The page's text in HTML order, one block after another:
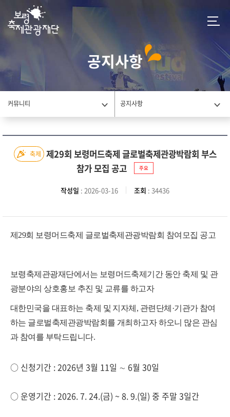
공지사항
커뮤니티 공지사항
축제 제29회 보령머드축제 글로벌축제관광박람회 부스
참가 모집 공고
주요
작성일 : 2026-03-16 조회 : 34436
제29회 보령머드축제 글로벌축제관광박람회 참여모집 공고
보령축제관광재단에서는 보령머드축제기간 동안 축제 및 관
광분야의 상호홍보 추진 및 교류를 하고자
대한민국을 대표하는 축제 및 지자체, 관련단체·기관가 참여
하는 글로벌축제관광박람회를 개최 하고자하오니 많은 관심
과 참여를 부탁드립니다.
○ 신청기간 : 2026년 3월 11일 ∼ 6월 30일
○ 운영기간 : 2026. 7. 24.(금) ~ 8. 9.(일) 중 주말 3일간